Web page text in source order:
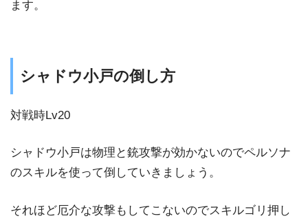
ます。
シャドウ小戸の倒し方
対戦時Lv20
シャドウ小戸は物理と銃攻撃が効かないのでペルソナ
のスキルを使って倒していきましょう。
それほど厄介な攻撃もしてこないのでスキルゴリ押し